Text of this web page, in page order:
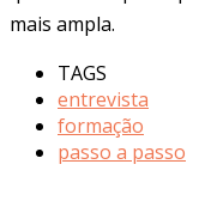
mais ampla.
TAGS
entrevista
formação
passo a passo